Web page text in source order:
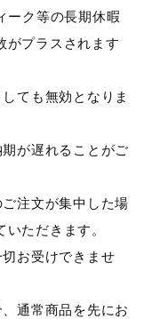
ーク等の長期休暇
がプラスされます
ても無効となりま
が遅れることがご
注文が集中した場
ただきます。
お受けできませ
通常商品を先にお